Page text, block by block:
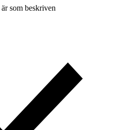
som beskriven